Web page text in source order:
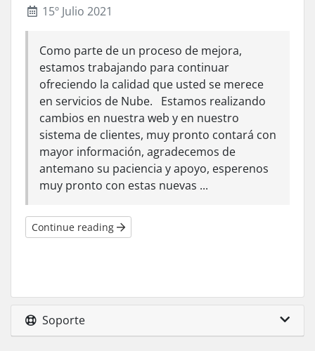
15º Julio 2021
Como parte de un proceso de mejora,
estamos trabajando para continuar
ofreciendo la calidad que usted se merece
en servicios de Nube. Estamos realizando
cambios en nuestra web y en nuestro
sistema de clientes, muy pronto contará con
mayor información, agradecemos de
antemano su paciencia y apoyo, esperenos
muy pronto con estas nuevas ...
Continue reading
Soporte